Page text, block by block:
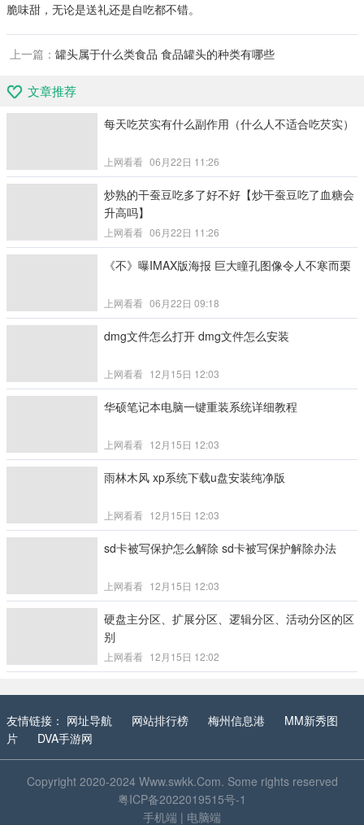
脆味甜，无论是送礼还是自吃都不错。
上一篇： 罐头属于什么类食品 食品罐头的种类有哪些
文章推荐
每天吃芡实有什么副作用（什么人不适合吃芡实）
上网看看 06月22日 11:26
炒熟的干蚕豆吃多了好不好【炒干蚕豆吃了血糖会
升高吗】
上网看看 06月22日 11:26
《不》曝IMAX版海报 巨大瞳孔图像令人不寒而栗
上网看看 06月22日 09:18
dmg文件怎么打开 dmg文件怎么安装
上网看看 12月15日 12:03
华硕笔记本电脑一键重装系统详细教程
上网看看 12月15日 12:03
雨林木风 xp系统下载u盘安装纯净版
上网看看 12月15日 12:03
sd卡被写保护怎么解除 sd卡被写保护解除办法
上网看看 12月15日 12:03
硬盘主分区、扩展分区、逻辑分区、活动分区的区
别
上网看看 12月15日 12:02
友情链接： 网址导航 网站排行榜 梅州信息港
MM新秀图
片
DVA手游网
Copyright 2020-2024 Www.swkk.Com. Some rights reserved
粤ICP备2022019515号-1
手机端 | 电脑端